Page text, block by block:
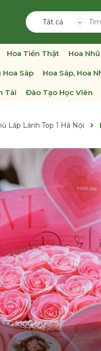
Tất cả
Hoa Tiền Thật Hoa
Hoa Sáp Hoa Sáp, Hoa
Tài Đào Tạo Học Viên
Lấp Lánh Top 1 Hà Nội